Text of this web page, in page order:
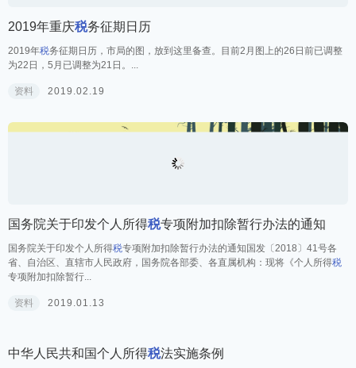
2019年重庆税务征期日历
2019年税务征期日历，市局的图，放到这里备查。目前2月图上的26日前已调整
为22日，5月已调整为21日。...
资料 2019.02.19
国务院关于印发个人所得税专项附加扣除暂行办法的通知
国务院关于印发个人所得税专项附加扣除暂行办法的通知国发〔2018〕41号各
省、自治区、直辖市人民政府，国务院各部委、各直属机构：现将《个人所得税
专项附加扣除暂行...
资料 2019.01.13